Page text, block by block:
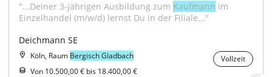
"...Deiner 3-jährigen Ausbildung zum Kaufmann im
Einzelhandel (m/w/d) lernst Du in der Filiale..."
Deichmann SE
Köln, Raum Bergisch Gladbach
Vollzeit
Von 10.500,00 € bis 18.400,00 €